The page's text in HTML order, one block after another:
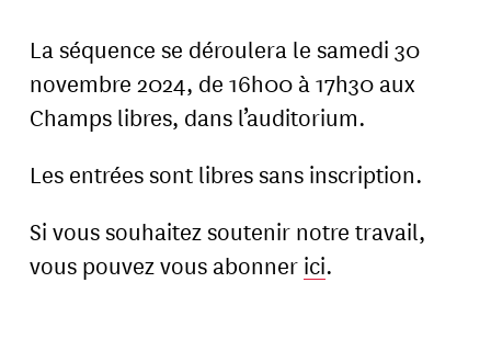
La séquence se déroulera le samedi 30
novembre 2024, de 16h00 à 17h30 aux
Champs libres, dans l’auditorium.
Les entrées sont libres sans inscription.
Si vous souhaitez soutenir notre travail,
vous pouvez vous abonner ici.